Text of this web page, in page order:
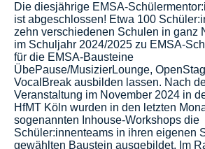
Die diesjährige EMSA-
ist abgeschlossen! Etwa 100
zehn verschiedenen Schulen in ganz
im Schuljahr 2024/2025 zu EMSA-
für die EMSA-Bausteine
ÜbePause/MusizierLounge,
VocalBreak ausbilden lassen. Nach
Veranstaltung im November 2024 in
HfMT Köln wurden in den letzten
sogenannten Inhouse-Workshops die
Schüler:innenteams in ihren eigenen
gewählten Baustein ausgebildet. Im